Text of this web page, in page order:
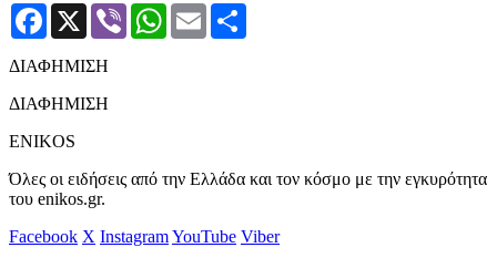
Facebook
X Viber WhatsApp
Email
ΔΙΑΦΗΜΙΣΗ
ΔΙΑΦΗΜΙΣΗ
ENIKOS
Όλες οι ειδήσεις από την Ελλάδα και τον κόσμο με την εγκυρότητα
του enikos.gr.
Facebook X InstagramYouTube Viber